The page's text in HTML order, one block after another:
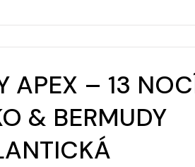
Celebrity Summit
Celebrity Wanderer
Celebrity Xcel
APEX – 13
& BERMUDY